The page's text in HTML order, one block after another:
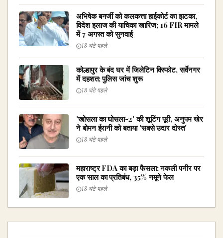
अभिषेक बनर्जी को कलकत्ता हाईकोर्ट का झटका,
विदेश इलाज की याचिका खारिज; 16 FIR मामले
में 7 अगस्त को सुनवाई
18 घंटे पहले
कोल्हापुर के बंद घर में जिलेटिन विस्फोट, सर्वेनगर
में दहशत; पुलिस जांच शुरू
18 घंटे पहले
'खोसला का घोसला-2' की शूटिंग पूरी, अनुपम खेर
ने बोमन ईरानी को बताया 'सबसे उदार दोस्त'
18 घंटे पहले
महाराष्ट्र FDA का बड़ा फैसला: नकली पनीर पर
एक साल का प्रतिबंध, 35% नमूने फेल
18 घंटे पहले